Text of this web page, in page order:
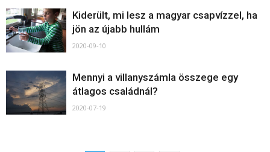
Kiderült, mi lesz a magyar csapvízzel, ha
jön az újabb hullám
2020-09-10
Mennyi a villanyszámla összege egy
átlagos családnál?
2020-07-19